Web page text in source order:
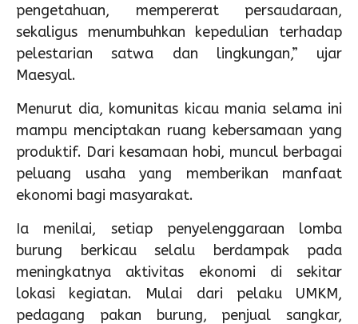
pengetahuan, mempererat persaudaraan,
sekaligus menumbuhkan kepedulian terhadap
pelestarian satwa dan lingkungan,” ujar
Maesyal.
Menurut dia, komunitas kicau mania selama ini
mampu menciptakan ruang kebersamaan yang
produktif. Dari kesamaan hobi, muncul berbagai
peluang usaha yang memberikan manfaat
ekonomi bagi masyarakat.
Ia menilai, setiap penyelenggaraan lomba
burung berkicau selalu berdampak pada
meningkatnya aktivitas ekonomi di sekitar
lokasi kegiatan. Mulai dari pelaku UMKM,
pedagang pakan burung, penjual sangkar,